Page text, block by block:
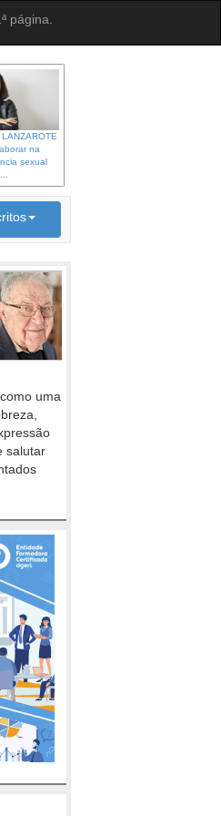
página.
na
sexual
uma
salutar